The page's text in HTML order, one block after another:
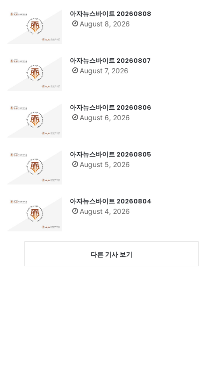
아자뉴스바이트 20260808
August 8, 2026
아자뉴스바이트 20260807
August 7, 2026
아자뉴스바이트 20260806
August 6, 2026
아자뉴스바이트 20260805
August 5, 2026
아자뉴스바이트 20260804
August 4, 2026
다른 기사 보기